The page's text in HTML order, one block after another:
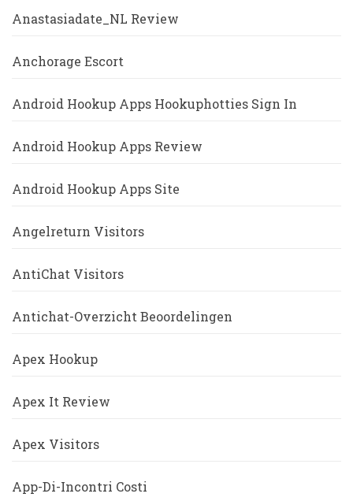
Anastasiadate_NL Review
Anchorage Escort
Android Hookup Apps Hookuphotties Sign In
Android Hookup Apps Review
Android Hookup Apps Site
Angelreturn Visitors
AntiChat Visitors
Antichat-Overzicht Beoordelingen
Apex Hookup
Apex It Review
Apex Visitors
App-Di-Incontri Costi